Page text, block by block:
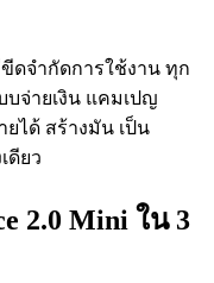
ดจำกัดการใช้งาน ทุก
จ่ายเงิน แคมเปญ
ได้ สร้างมัน เป็น
ดียว
2.0 Mini ใน 3